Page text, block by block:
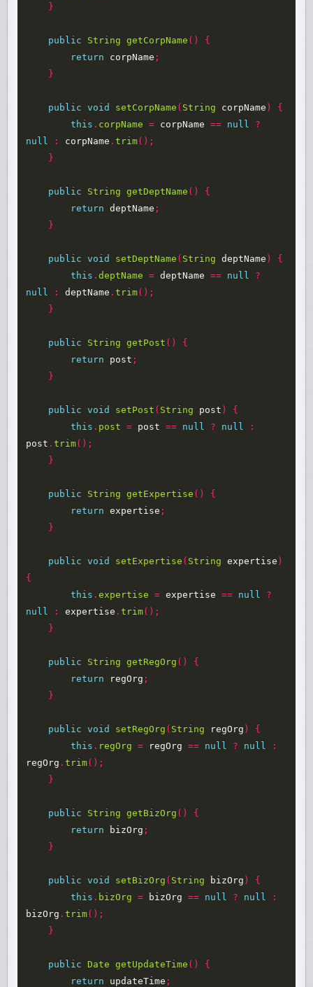
}
public String getCorpName ()
{
return
corpName ;
}
public void setCorpName ( String corpName )
{
this . corpName = corpName == null
?
null
: corpName .trim();
}
public String getDeptName ()
{
return
deptName ;
}
public void setDeptName ( String deptName )
{
this .deptName = deptName == null
?
null
: deptName .trim();
}
public String getPost ()
{
return
post ;
}
public void setPost ( String post )
{
this . post = post == null ? null
:
post .trim();
}
public String getExpertise ()
{
return
expertise ;
}
public void setExpertise ( String expertise )
{
this .expertise = expertise == null
?
null
: expertise .trim();
}
public String getRegOrg ()
{
return
regOrg ;
}
public void setRegOrg ( String regOrg )
{
this . regOrg = regOrg == null ? null
:
regOrg .trim();
}
public String getBizOrg ()
{
return
bizOrg ;
}
public void setBizOrg ( String bizOrg )
{
this . bizOrg = bizOrg == null ? null
:
bizOrg .trim();
}
public Date getUpdateTime ()
{
return
updateTime ;